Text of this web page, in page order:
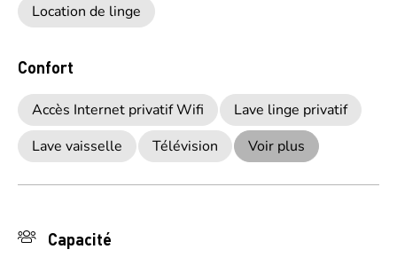
Location de linge
Confort
Accès Internet privatif Wifi
Lave linge privatif
Lave vaisselle
Télévision Voir plus
Capacité